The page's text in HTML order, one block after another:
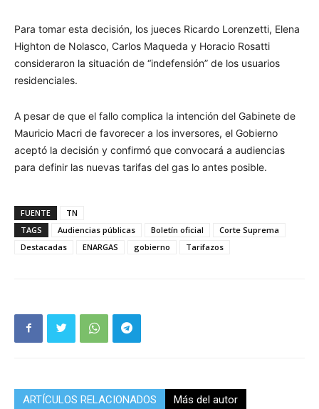
Para tomar esta decisión, los jueces Ricardo Lorenzetti, Elena
Highton de Nolasco, Carlos Maqueda y Horacio Rosatti
consideraron la situación de “indefensión” de los usuarios
residenciales.
A pesar de que el fallo complica la intención del Gabinete de
Mauricio Macri de favorecer a los inversores, el Gobierno
aceptó la decisión y confirmó que convocará a audiencias
para definir las nuevas tarifas del gas lo antes posible.
FUENTE
TN
TAGS
Audiencias públicas Boletín oficial
Corte Suprema
Destacadas
ENARGAS gobierno Tarifazos
ARTÍCULOS RELACIONADOS Más del autor